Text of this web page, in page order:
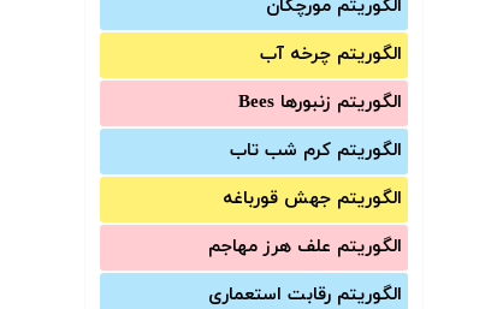
الگوریتم مورچگان
الگوریتم چرخه آب
الگوریتم زنبورها Bees
الگوریتم کرم شب تاب
الگوریتم جهش قورباغه
الگوریتم علف هرز مهاجم
الگوریتم رقابت استعماری